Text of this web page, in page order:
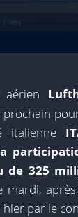
italienne
de 325
mardi,
par le